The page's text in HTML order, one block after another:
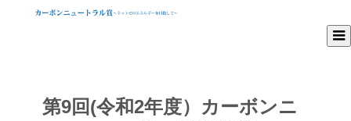
第9回(令和2年度）カーボンニ